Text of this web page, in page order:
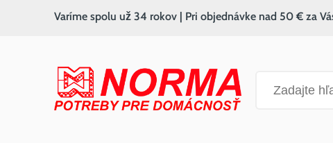
Varíme spolu už 34 rokov | Pri objednávke nad 50 € za